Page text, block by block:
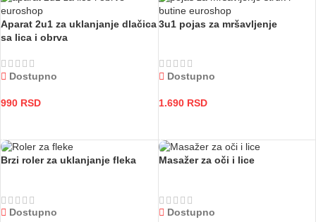
Aparat 2u1 za uklanjanje dlačica
sa lica i obrva
Dostupno
990 RSD
3u1 pojas za mršavljenje
Dostupno
1.690 RSD
Brzi roler za uklanjanje fleka
Dostupno
Masažer za oči i lice
Dostupno